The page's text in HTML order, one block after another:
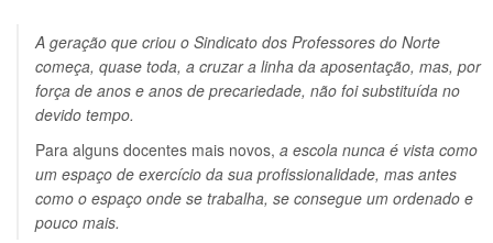
A geração que criou o Sindicato dos Professores do Norte
começa, quase toda, a cruzar a linha da aposentação, mas, por
força de anos e anos de precariedade, não foi substituída no
devido tempo.
Para alguns docentes mais novos, a escola nunca é vista como
um espaço de exercício da sua profissionalidade, mas antes
como o espaço onde se trabalha, se consegue um ordenado e
pouco mais.